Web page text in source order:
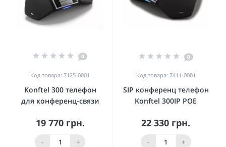
0
Код товара: 7125-0001
Konftel 300 телефон
для конференц-связи
19 770 грн.
- +
0
Код товара: 7411-0001
SIP конференц телефон
Konftel 300IP POE
22 330 грн.
- +